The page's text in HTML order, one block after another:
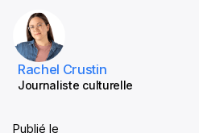
Rachel Crustin
Journaliste culturelle
Publié le